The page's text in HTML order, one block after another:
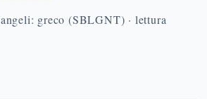
greco (SBLGNT) · lettura